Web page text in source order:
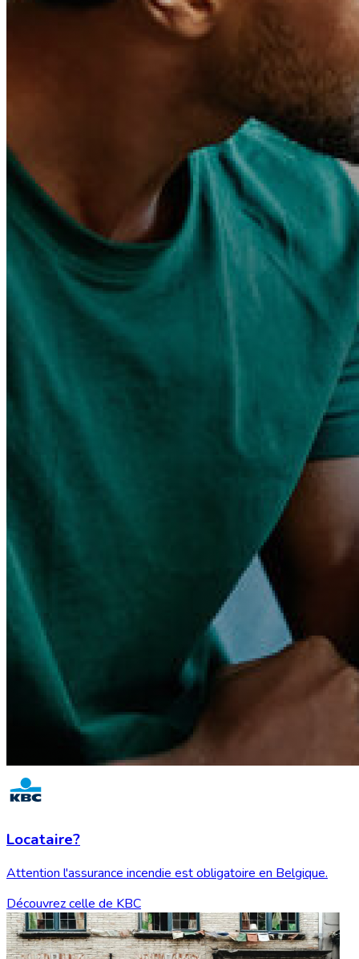
Locataire?
Attention l'assurance incendie est obligatoire en Belgique.
Découvrez celle de KBC